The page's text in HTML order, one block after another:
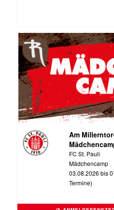
Am
FC St. Pauli
Mädchencamp
03.08.2026 bis
Termine)